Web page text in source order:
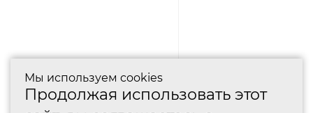
Мы используем cookies
Продолжая использовать этот